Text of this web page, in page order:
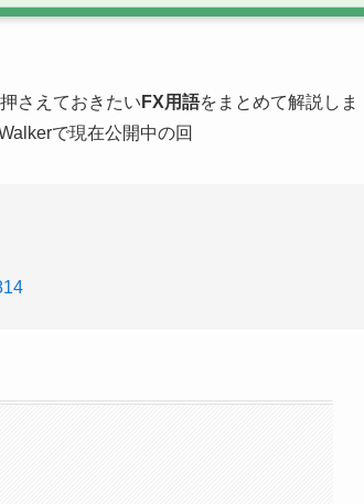
さえておきたい FX用語をまとめて解説しま
で現在公開中の回